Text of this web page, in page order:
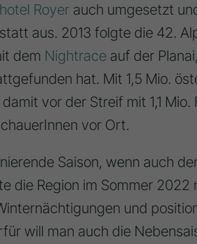
Royerauch umgesetzt
aus. 2013 folgte die 42.
dem Nightraceauf der
hat. Mit 1,5 Mio.
vor der Streif mit 1,1 Mio.
vor Ort.
Saison, wenn auch
die Region im Sommer 2022
und
will man auch die